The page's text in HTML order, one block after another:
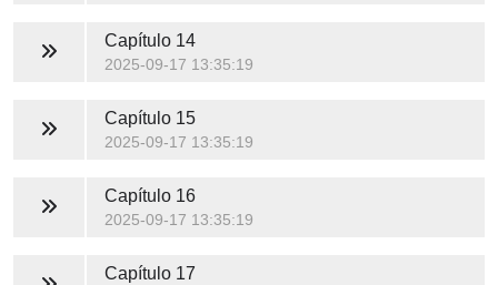
Capítulo 14
2025-09-17 13:35:19
Capítulo 15
2025-09-17 13:35:19
Capítulo 16
2025-09-17 13:35:19
Capítulo 17